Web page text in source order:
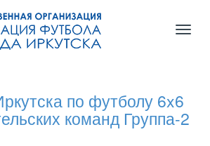
по футболу 6x6
команд Группа-2